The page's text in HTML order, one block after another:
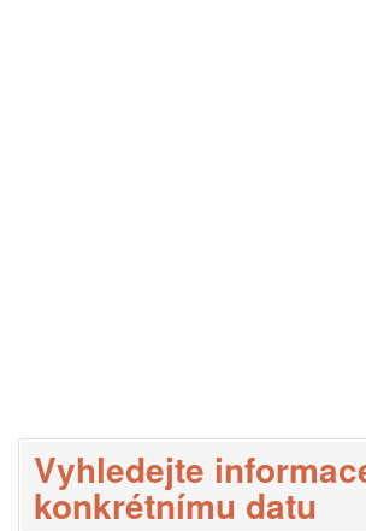
Vyhledejte
konkrétnímu datu